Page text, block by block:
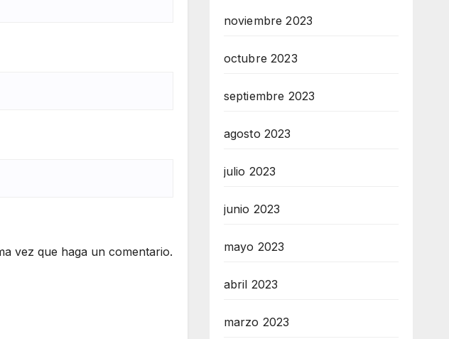
vez que haga un comentario.
noviembre 2023
octubre 2023
septiembre 2023
agosto 2023
julio 2023
junio 2023
mayo 2023
abril 2023
marzo 2023